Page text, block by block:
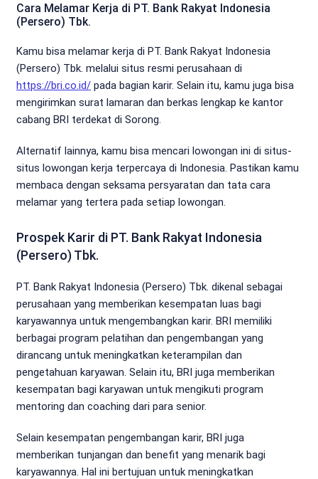
Cara Melamar Kerja di PT. Bank Rakyat Indonesia
(Persero) Tbk.
Kamu bisa melamar kerja di PT. Bank Rakyat Indonesia
(Persero) Tbk. melalui situs resmi perusahaan di
https://bri.co.id/ pada bagian karir. Selain itu, kamu juga bisa
mengirimkan surat lamaran dan berkas lengkap ke kantor
cabang BRI terdekat di Sorong.
Alternatif lainnya, kamu bisa mencari lowongan ini di situs-
situs lowongan kerja terpercaya di Indonesia. Pastikan kamu
membaca dengan seksama persyaratan dan tata cara
melamar yang tertera pada setiap lowongan.
Prospek Karir di PT. Bank Rakyat Indonesia
(Persero) Tbk.
PT. Bank Rakyat Indonesia (Persero) Tbk. dikenal sebagai
perusahaan yang memberikan kesempatan luas bagi
karyawannya untuk mengembangkan karir. BRI memiliki
berbagai program pelatihan dan pengembangan yang
dirancang untuk meningkatkan keterampilan dan
pengetahuan karyawan. Selain itu, BRI juga memberikan
kesempatan bagi karyawan untuk mengikuti program
mentoring dan coaching dari para senior.
Selain kesempatan pengembangan karir, BRI juga
memberikan tunjangan dan benefit yang menarik bagi
karyawannya. Hal ini bertujuan untuk meningkatkan